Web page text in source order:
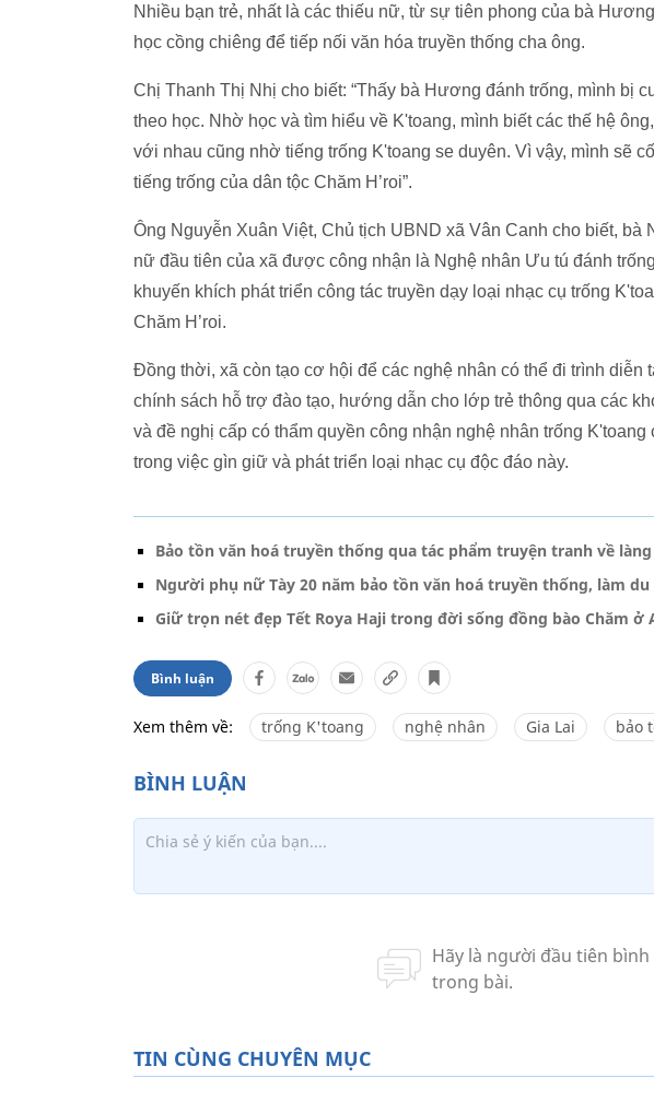
Nhiều bạn trẻ, nhất là các thiếu nữ, từ sự tiên phong của bà
học cồng chiêng để tiếp nối văn hóa truyền thống cha ông.
Chị Thanh Thị Nhị cho biết: “Thấy bà Hương đánh trống, mình bị
theo học. Nhờ học và tìm hiểu về K'toang, mình biết các thế hệ
với nhau cũng nhờ tiếng trống K'toang se duyên. Vì vậy, mình sẽ
tiếng trống của dân tộc Chăm H’roi”.
Ông Nguyễn Xuân Việt, Chủ tịch UBND xã Vân Canh cho biết,
nữ đầu tiên của xã được công nhận là Nghệ nhân Ưu tú đánh
khuyến khích phát triển công tác truyền dạy loại nhạc cụ trống
Chăm H’roi.
Đồng thời, xã còn tạo cơ hội để các nghệ nhân có thể đi trình diễn
chính sách hỗ trợ đào tạo, hướng dẫn cho lớp trẻ thông qua các
và đề nghị cấp có thẩm quyền công nhận nghệ nhân trống
trong việc gìn giữ và phát triển loại nhạc cụ độc đáo này.
Bảo tồn văn hoá truyền thống qua tác phẩm truyện tranh về
Người phụ nữ Tày 20 năm bảo tồn văn hoá truyền thống, làm du
Giữ trọn nét đẹp Tết Roya Haji trong đời sống đồng bào Chăm ở
Bình luận
Xem thêm về: trống K'toang nghệ nhân Gia Lai bảo
TIN CÙNG CHUYÊN MỤC